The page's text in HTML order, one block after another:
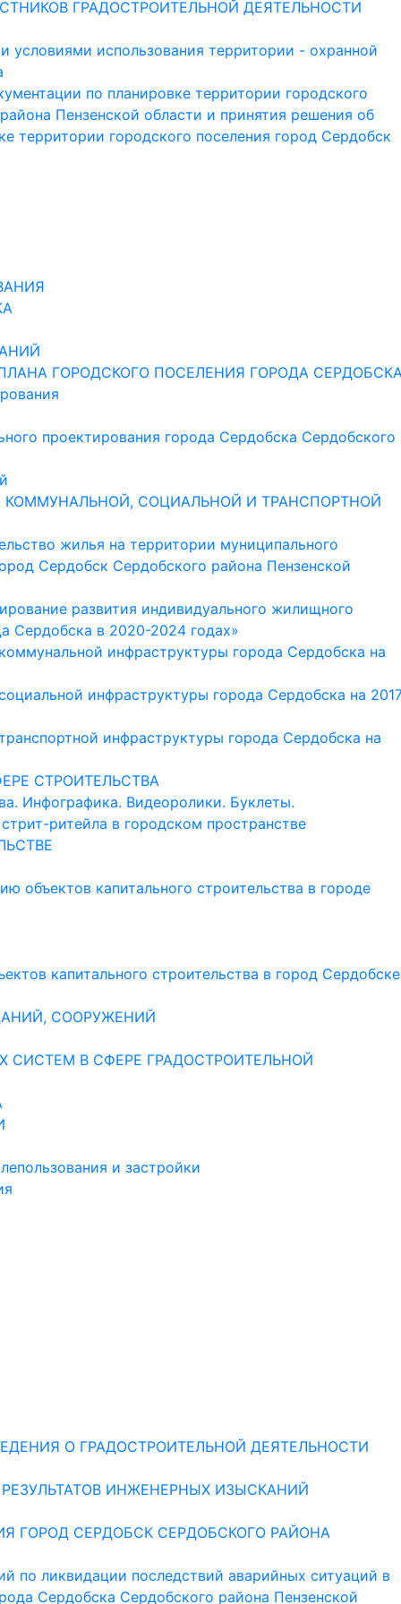
ГРАДОСТРОИТЕЛЬНОЙ ДЕЯТЕЛЬНОСТИ
условиями использования территории - охранной
по планировке территории городского
Пензенской области и принятия решения об
территории городского поселения город Сердобск
ГОРОДСКОГО ПОСЕЛЕНИЯ ГОРОДА
проектирования города Сердобска Сердобского
СОЦИАЛЬНОЙ И ТРАНСПОРТНОЙ
жилья на территории муниципального
Сердобск Сердобского района Пензенской
развития индивидуального жилищного
Сердобска в 2020-2024 годах»
инфраструктуры города Сердобска на
инфраструктуры города Сердобска на
инфраструктуры города Сердобска на
СТРОИТЕЛЬСТВА
Инфографика. Видеоролики. Буклеты.
ритейла в городском пространстве
объектов капитального строительства в городе
капитального строительства в город Сердобске
СООРУЖЕНИЙ
В СФЕРЕ ГРАДОСТРОИТЕЛЬНОЙ
и застройки
О ГРАДОСТРОИТЕЛЬНОЙ ДЕЯТЕЛЬНОСТИ
ИНЖЕНЕРНЫХ ИЗЫСКАНИЙ
ГОРОД СЕРДОБСК СЕРДОБСКОГО РАЙОНА
по ликвидации последствий аварийных ситуаций в
Сердобска Сердобского района Пензенской